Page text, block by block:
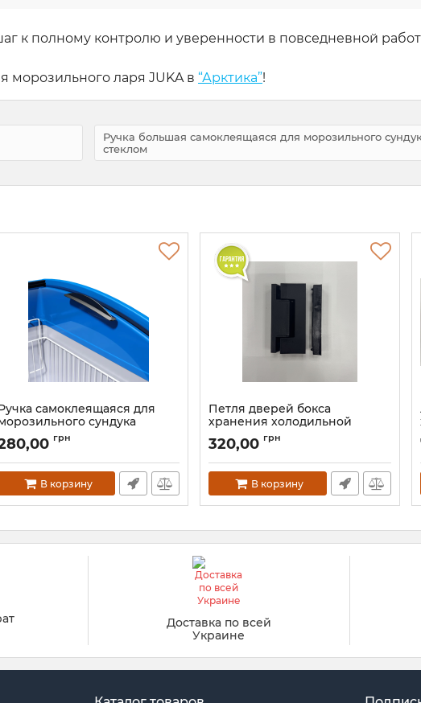
к полному контролю и уверенности в повседневной
морозильного ларя JUKA в “Арктика”!
Ручка большая самоклеящаяся для морозильного
стеклом
самоклеящаяся для
сундука
(витрины) с гнутым стеклом
грн
В корзину
Петля дверей бокса
хранения холодильной
320,00 грн
В корзину
Доставка по всей
Украине